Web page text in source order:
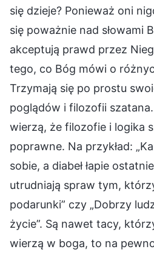
się dzieje? Ponieważ oni
się poważnie nad słowami
akceptują prawd przez
tego, co Bóg mówi o
Trzymają się po prostu
poglądów i filozofii szatana.
wierzą, że filozofie i logika
poprawne. Na przykład:
sobie, a diabeł łapie
utrudniają spraw tym,
podarunki” czy „Dobrzy
życie”. Są nawet tacy,
wierzą w boga, to na